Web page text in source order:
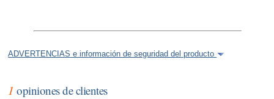
ADVERTENCIAS e información de seguridad del producto
1 opiniones de clientes